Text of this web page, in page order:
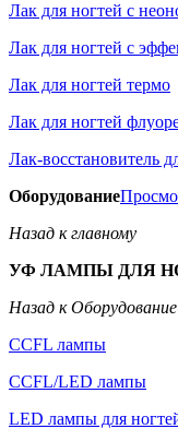
Лак для ногтей с
Лак для ногтей с
Лак для ногтей термо
Лак для ногтей
Лак-восстановитель
Оборудование
Назад к главному
УФ ЛАМПЫ ДЛЯ
Назад к Оборудование
CCFL лампы
CCFL/LED лампы
LED лампы для